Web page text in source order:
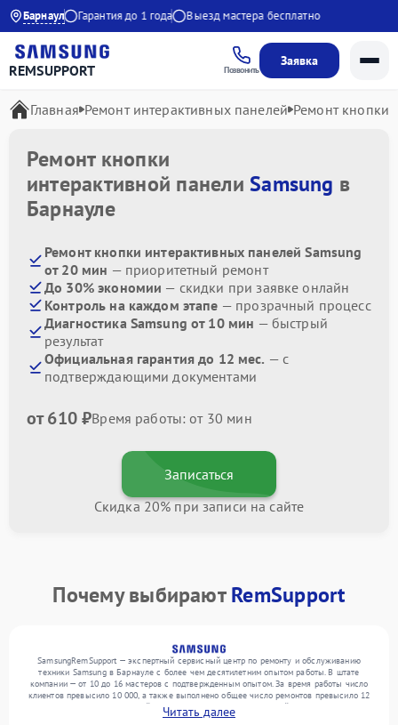
Барнаул
до 21:00 Гарантия до 1 года Выезд мастера бесплатно
REMSUPPORT Позвонить
Заявка
Главная Ремонт интерактивных панелей Ремонт кнопки
Ремонт кнопки
интерактивной панелиSamsung в
Барнауле
Ремонт кнопки интерактивных панелей Samsung
от 20 мин — приоритетный ремонт
До 30% экономии — скидки при заявке онлайн
Контроль на каждом этапе — прозрачный процесс
Диагностика Samsung от 10 мин — быстрый
результат
Официальная гарантия до 12 мес. — с
подтверждающими документами
от 610 ₽Время работы: от 30 мин
Записаться
Скидка 20% при записи на сайте
Почему выбираютRemSupport
SamsungRemSupport — экспертный сервисный центр по ремонту и обслуживанию
техники Samsung в Барнауле с более чем десятилетним опытом работы. В штате
компании — от 10 до 16 мастеров с подтвержденным опытом. За время работы число
клиентов превысило 10 000, а также выполнено общее число ремонтов превысило 12
000. Ежемесячно в сервисный центр поступает более 300 устройств, включая , , . Мы
устраняем поломки любой сложности и предлагаем стабильный уровень сервиса
Читать далее